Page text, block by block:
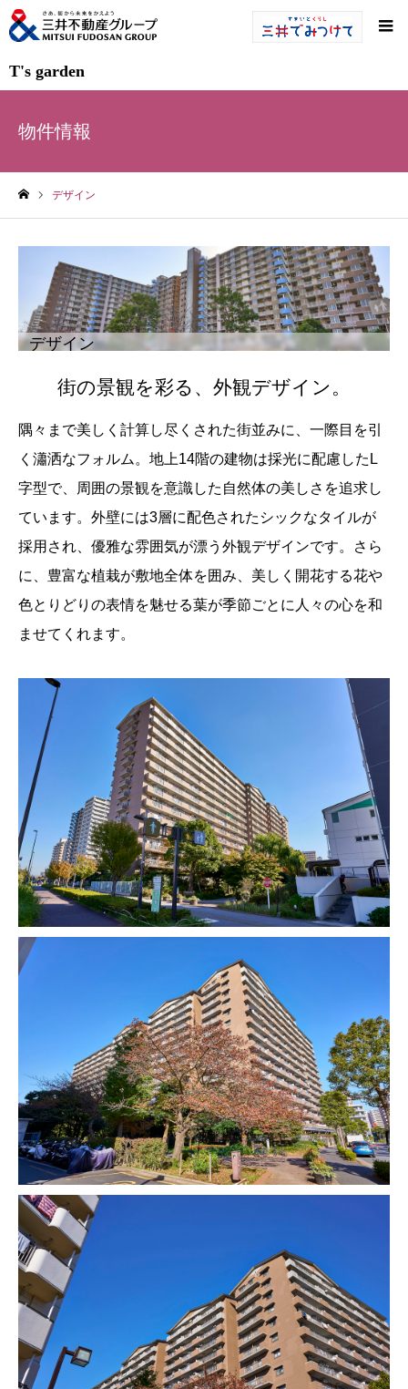
T's garden
物件情報
デザイン
デザイン
街の景観を彩る、外観デザイン。
隅々まで美しく計算し尽くされた街並みに、一際目を引
く瀟洒なフォルム。地上14階の建物は採光に配慮したL
字型で、周囲の景観を意識した自然体の美しさを追求し
ています。外壁には3層に配色されたシックなタイルが
採用され、優雅な雰囲気が漂う外観デザインです。さら
に、豊富な植栽が敷地全体を囲み、美しく開花する花や
色とりどりの表情を魅せる葉が季節ごとに人々の心を和
ませてくれます。